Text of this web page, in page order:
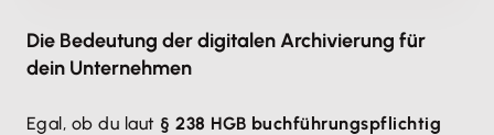
Die Bedeutung der digitalen Archivierung für
dein Unternehmen
Egal, ob du laut § 238 HGB buchführungspflichtig